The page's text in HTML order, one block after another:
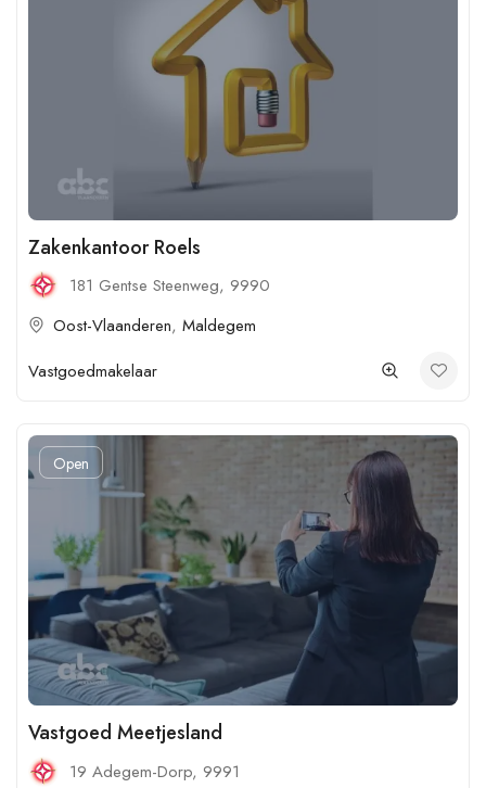
Zakenkantoor Roels
181 Gentse Steenweg, 9990
Oost-Vlaanderen, Maldegem
Vastgoedmakelaar
Open
Vastgoed Meetjesland
19 Adegem-Dorp, 9991